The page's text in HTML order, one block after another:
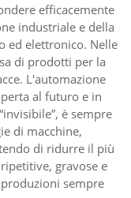
efficacemente
industriale e della
ed elettronico. Nelle
di prodotti per la
L'automazione
al futuro e in
è sempre
di macchine,
di ridurre il più
gravose e
sempre